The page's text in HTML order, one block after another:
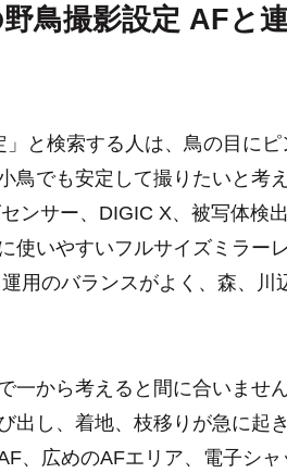
鳥撮影設定 AFと
」と検索する人は、鳥の目に
鳥でも安定して撮りたいと考
ンサー、DIGIC X、被写体検
使いやすいフルサイズミラー
用のバランスがよく、森、
一から考えると間に合いませ
出し、着地、枝移りが急に起
、広めのAFエリア、電子シ